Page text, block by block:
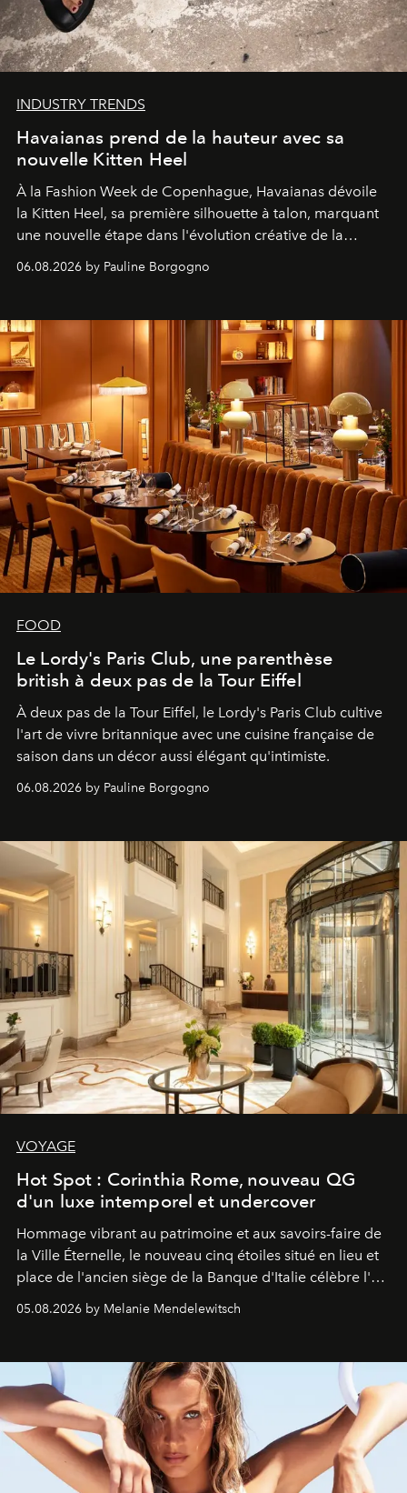
INDUSTRY TRENDS
Havaianas prend de la hauteur avec sa
nouvelle Kitten Heel
À la Fashion Week de Copenhague, Havaianas dévoile
la Kitten Heel, sa première silhouette à talon, marquant
une nouvelle étape dans l'évolution créative de la
06.08.2026 by Pauline Borgogno
FOOD
Le Lordy's Paris Club, une parenthèse
british à deux pas de la Tour Eiffel
À deux pas de la Tour Eiffel, le Lordy's Paris Club cultive
l'art de vivre britannique avec une cuisine française de
saison dans un décor aussi élégant qu'intimiste.
06.08.2026 by Pauline Borgogno
VOYAGE
Hot Spot : Corinthia Rome, nouveau QG
d'un luxe intemporel et undercover
Hommage vibrant au patrimoine et aux savoirs-faire de
la Ville Éternelle, le nouveau cinq étoiles situé en lieu et
place de l'ancien siège de la Banque d'Italie célèbre l'art
de vivre Romain dans toute son élégance intemporelle.
05.08.2026 by Melanie Mendelewitsch